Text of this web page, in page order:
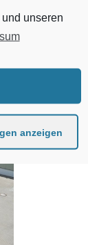
unseren
anzeigen